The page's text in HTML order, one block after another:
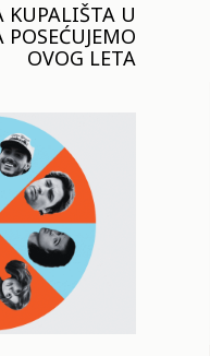
KUPALIŠTA U
POSEĆUJEMO
OVOG LETA